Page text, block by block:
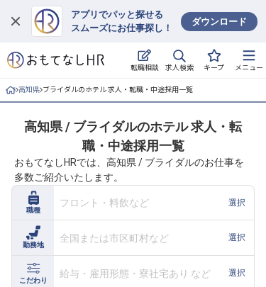
アプリでパッと探せる
スムーズにお仕事探し！
ダウンロード
転職相談 求人検索 キープ メニュー
ログイン
求人・施設を探す
就職・転職 合同説明会
おもてなしHRについて
ご利用の流れ
よくある質問
ホテル・宿泊業界情報コラム
高知県 ブライダルのホテル 求人・転職・中途採用一覧
高知県 / ブライダルのホテル 求人・転
職・中途採用一覧
おもてなしHRでは、高知県 / ブライダルのお仕事を
多数ご紹介いたします。
職種
フロント・料飲など 選択
勤務地
全国または市区町村など 選択
こだわり
給与・雇用形態・寮社宅あり など 選択